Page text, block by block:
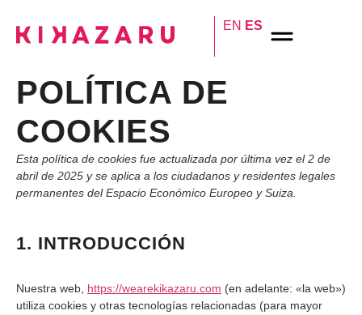
EN ES
POLÍTICA DE
COOKIES
Esta política de cookies fue actualizada por última vez el 2 de
abril de 2025 y se aplica a los ciudadanos y residentes legales
permanentes del Espacio Económico Europeo y Suiza.
1. INTRODUCCIÓN
Nuestra web, https://wearekikazaru.com (en adelante: «la web»)
utiliza cookies y otras tecnologías relacionadas (para mayor